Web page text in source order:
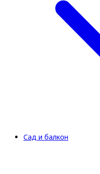
Сад и балкон